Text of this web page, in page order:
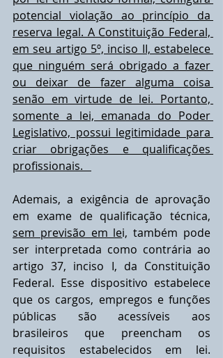
potencial violação ao princípio da
reserva legal. A Constituição Federal,
em seu artigo 5º, inciso II, estabelece
que ninguém será obrigado a fazer
ou deixar de fazer alguma coisa
senão em virtude de lei. Portanto,
somente a lei, emanada do Poder
Legislativo, possui legitimidade para
criar obrigações e qualificações
profissionais.
Ademais, a exigência de aprovação
sem previsão em lei, também pode
ser interpretada como contrária ao
artigo 37, inciso I, da Constituição
Federal. Esse dispositivo estabelece
que os cargos, empregos e funções
públicas são acessíveis aos
brasileiros que preencham os
requisitos estabelecidos em lei.